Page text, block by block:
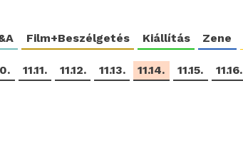
Film+Beszélgetés Kiállítás Zene
11.11. 11.12. 11.13. 11.14. 11.15. 11.16.